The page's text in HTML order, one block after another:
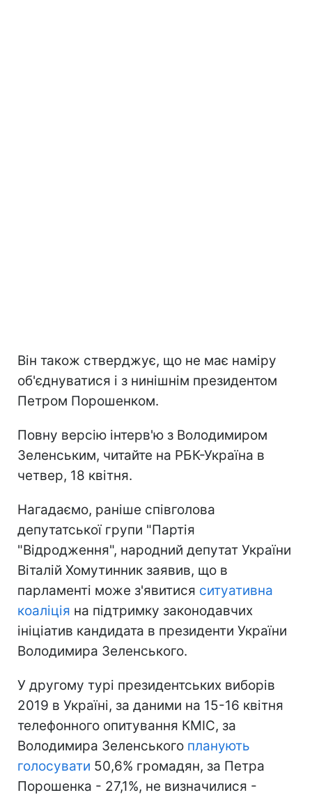
Він також стверджує, що не має наміру
об'єднуватися і з нинішнім президентом
Петром Порошенком.
Повну версію інтерв'ю з Володимиром
Зеленським, читайте на РБК-Україна в
четвер, 18 квітня.
Нагадаємо, раніше співголова
депутатської групи "Партія
"Відродження", народний депутат України
Віталій Хомутинник заявив, що в
парламенті може з'явитися ситуативна
коаліція на підтримку законодавчих
ініціатив кандидата в президенти України
Володимира Зеленського.
У другому турі президентських виборів
2019 в Україні, за даними на 15-16 квітня
телефонного опитування КМІС, за
Володимира Зеленського планують
голосувати 50,6% громадян, за Петра
Порошенка - 27,1%, не визначилися -